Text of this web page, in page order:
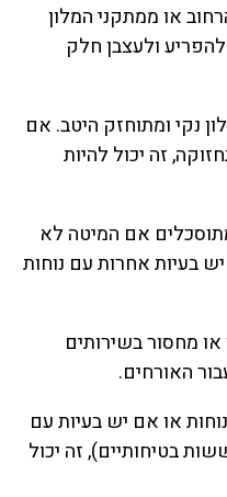
או ממתקני המלון
ולעצבן חלק
נקי ומתוחזק היטב. אם
זה יכול להיות
אם המיטה לא
בעיות אחרות עם נוחות
או מחסור בשירותים
האורחים.
או אם יש בעיות עם
בטיחותיים), זה יכול